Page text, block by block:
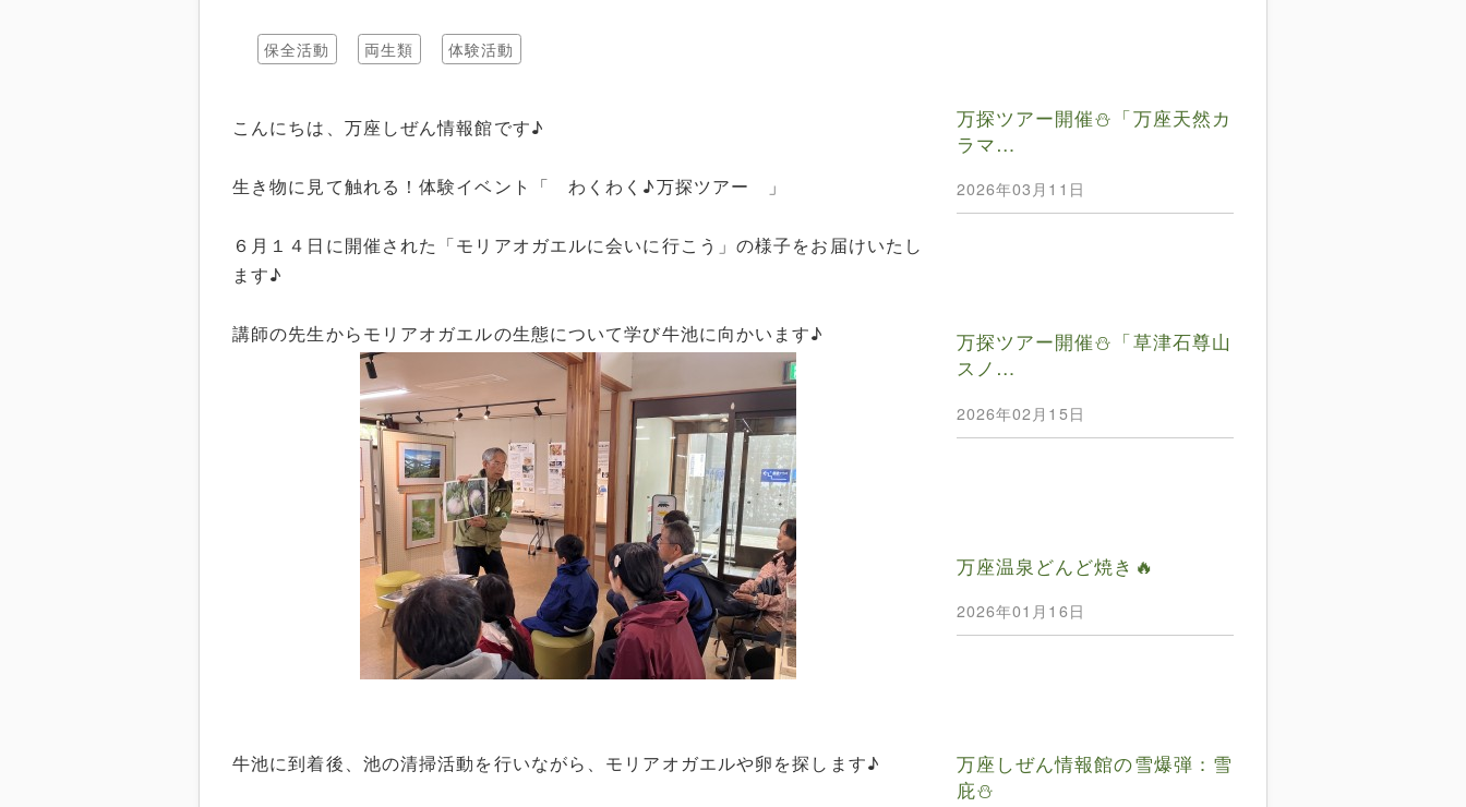
保全活動 両生類 体験活動
こんにちは、万座しぜん情報館です♪
生き物に見て触れる！体験イベント「 わくわく♪万探ツアー 」
６月１４日に開催された「モリアオガエルに会いに行こう」の様子をお届けいたし
ます♪
講師の先生からモリアオガエルの生態について学び牛池に向かいます♪
牛池に到着後、池の清掃活動を行いながら、モリアオガエルや卵を探します♪
万探ツアー開催⛄️「万座天然カ
ラマ…
2026年03月11日
万探ツアー開催⛄️「草津石尊山
スノ…
2026年02月15日
万座温泉どんど焼き🔥
2026年01月16日
万座しぜん情報館の雪爆弾：雪
庇⛄️